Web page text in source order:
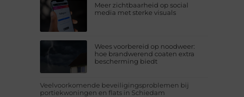
Meer zichtbaarheid op social
media met sterke visuals
Wees voorbereid op noodweer:
hoe brandwerend coaten extra
bescherming biedt
Veelvoorkomende beveiligingsproblemen bij
portiekwoningen en flats in Schiedam